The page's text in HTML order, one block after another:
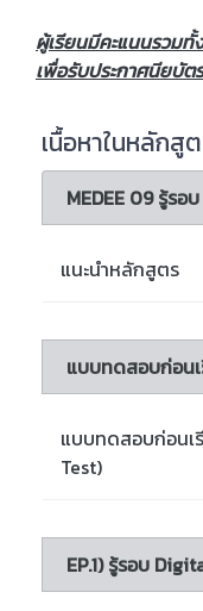
ผู้เรียนมีคะแนนรวมทั้
เพื่อรับประกาศนียบัต
เนื้อหาในหลักสู
MEDEE 09 รู้ร
แนะนำหลักสูตร
แบบทดสอบก่อน
แบบทดสอบก่อนเ
Test)
EP.1) รู้รอบ